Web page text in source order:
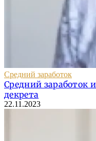
Средний заработок
Средний заработок
декрета
22.11.2023